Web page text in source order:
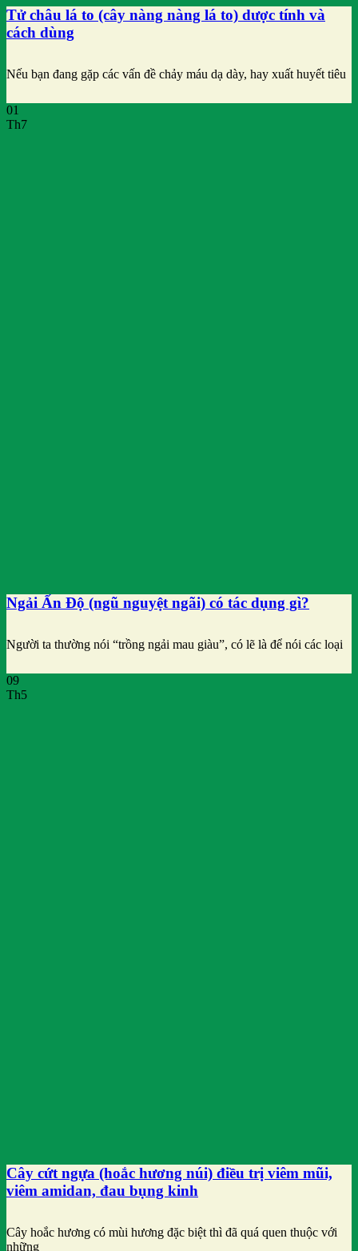
Tử châu lá to (cây nàng nàng lá to) dược tính và
cách dùng
Nếu bạn đang gặp các vấn đề chảy máu dạ dày, hay xuất huyết tiêu
01
Th7
Ngải Ấn Độ (ngũ nguyệt ngãi) có tác dụng gì?
Người ta thường nói “trồng ngải mau giàu”, có lẽ là để nói các loại
09
Th5
Cây cứt ngựa (hoắc hương núi) điều trị viêm mũi,
viêm amidan, đau bụng kinh
Cây hoắc hương có mùi hương đặc biệt thì đã quá quen thuộc với
những